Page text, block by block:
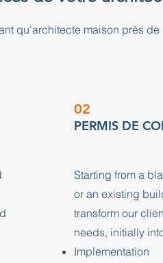
qu'architecte maison près
02
PERMIS DE
Starting from a
or an existing
transform our
needs, initially
Implementation